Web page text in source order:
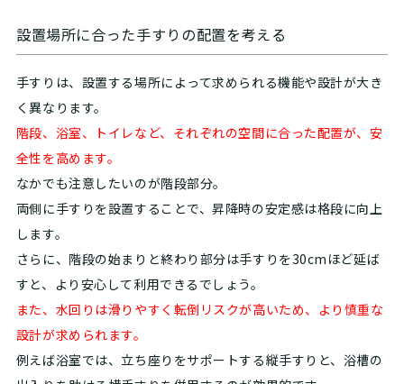
設置場所に合った手すりの配置を考える
手すりは、設置する場所によって求められる機能や設計が大き
く異なります。
階段、浴室、トイレなど、それぞれの空間に合った配置が、安
全性を高めます。
なかでも注意したいのが階段部分。
両側に手すりを設置することで、昇降時の安定感は格段に向上
します。
さらに、階段の始まりと終わり部分は手すりを30cmほど延ば
すと、より安心して利用できるでしょう。
また、水回りは滑りやすく転倒リスクが高いため、より慎重な
設計が求められます。
例えば浴室では、立ち座りをサポートする縦手すりと、浴槽の